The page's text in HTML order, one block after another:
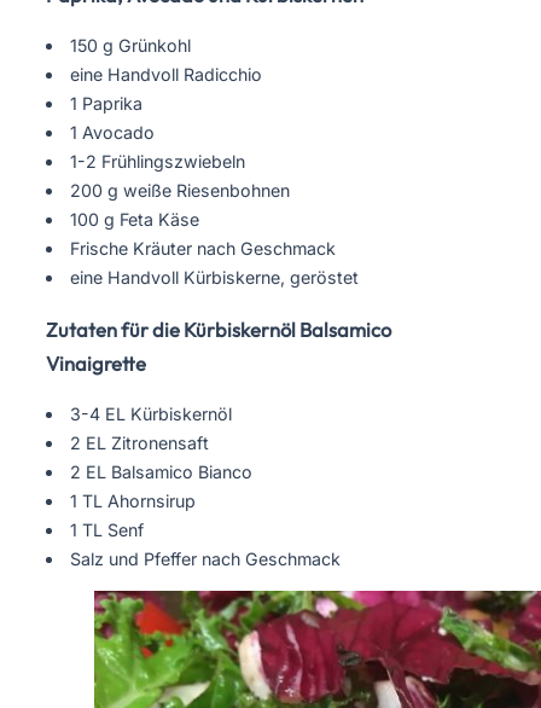
150 g Grünkohl
eine Handvoll Radicchio
1 Paprika
1 Avocado
1-2 Frühlingszwiebeln
200 g weiße Riesenbohnen
100 g Feta Käse
Frische Kräuter nach Geschmack
eine Handvoll Kürbiskerne, geröstet
Zutaten für die Kürbiskernöl Balsamico
Vinaigrette
3-4 EL Kürbiskernöl
2 EL Zitronensaft
2 EL Balsamico Bianco
1 TL Ahornsirup
1 TL Senf
Salz und Pfeffer nach Geschmack